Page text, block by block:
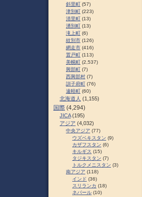
斜里町 (57)
津別町 (223)
清里町 (13)
湧別町 (13)
滝上町 (6)
紋別市 (126)
網走市 (416)
置戸町 (113)
美幌町 (2,537)
興部町 (7)
西興部村 (7)
訓子府町 (76)
遠軽町 (60)
北海道人 (1,155)
国際 (4,294)
JICA(195)
アジア (4,032)
中央アジア (77)
ウズベキスタン (9)
カザフスタン (6)
キルギス (15)
タジキスタン (7)
トルクメニスタン (3)
南アジア (118)
インド (36)
スリランカ (18)
ネパール (10)